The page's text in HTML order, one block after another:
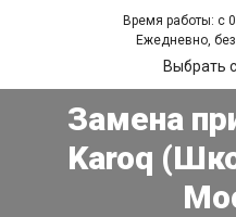
Время работы: с
Ежедневно,
Выбрать
Замена
Karoq